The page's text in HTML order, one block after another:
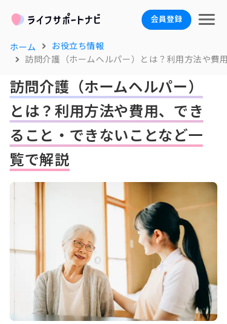
会員登録
ホーム
お役立ち情報
訪問介護（ホームヘルパー）とは？利用方法や費
訪問介護（ホームヘルパー）
とは？利用方法や費用、でき
ること・できないことなど一
覧で解説